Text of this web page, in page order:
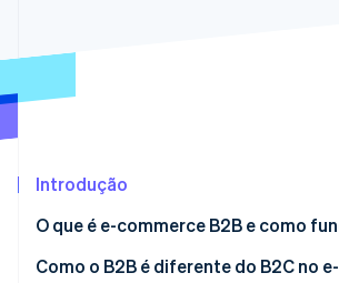
Radar
Atlas
Remoção de carbono
Verificação de identidade
Introdução
O que é e-commerce B2B e como
Como o B2B é diferente do B2C no